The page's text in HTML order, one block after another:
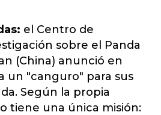
el Centro de
sobre el Panda
(China) anunció en
un "canguro" para sus
Según la propia
tiene una única misión: